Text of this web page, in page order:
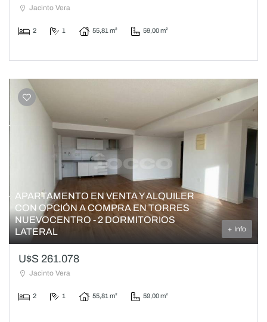
Jacinto Vera
2 1 55,81 m² 59,00 m²
APARTAMENTO EN VENTA Y ALQUILER
CON OPCIÓN A COMPRA EN TORRES
NUEVOCENTRO - 2 DORMITORIOS
LATERAL
+ Info
U$S 261.078
Jacinto Vera
2 1 55,81 m² 59,00 m²